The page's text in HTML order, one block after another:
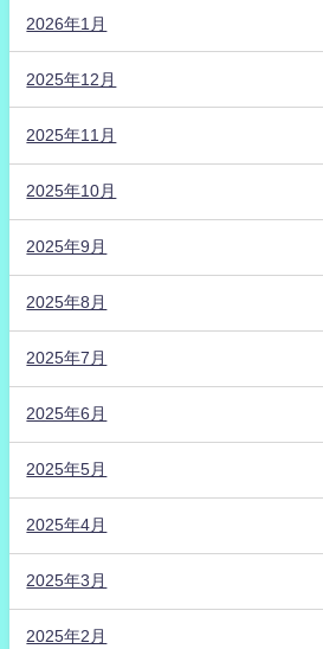
2026年1月
2025年12月
2025年11月
2025年10月
2025年9月
2025年8月
2025年7月
2025年6月
2025年5月
2025年4月
2025年3月
2025年2月